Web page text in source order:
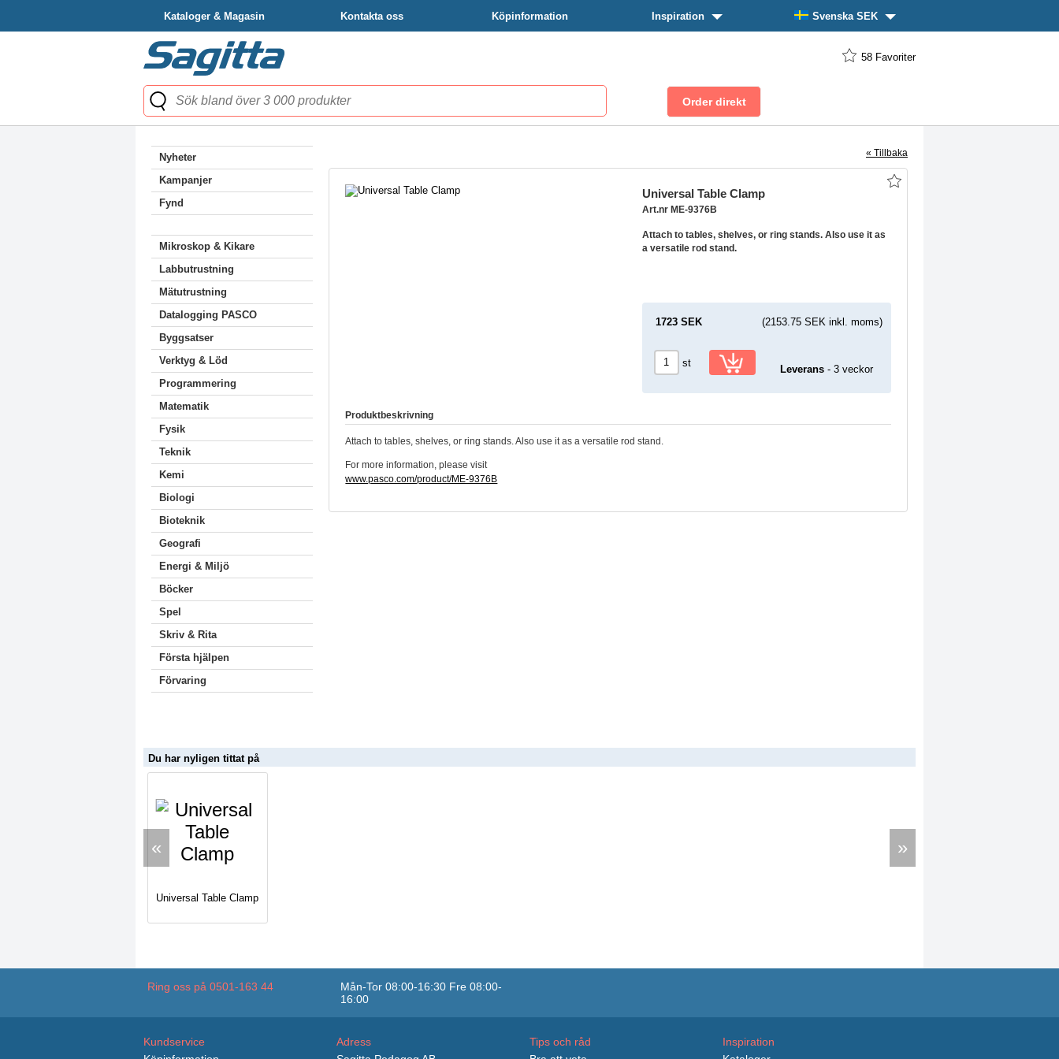
Kataloger & Magasin Kontakta oss Köpinformation Inspiration Svenska SEK
58 Favoriter
Nyheter
Kampanjer
Fynd
Mikroskop & Kikare
Labbutrustning
Mätutrustning
Datalogging PASCO
Byggsatser
Verktyg & Löd
Programmering
Matematik
Fysik
Teknik
Kemi
Biologi
Bioteknik
Geografi
Energi & Miljö
Böcker
Spel
Skriv & Rita
Första hjälpen
Förvaring
« Tillbaka
Universal Table Clamp
Art.nr ME-9376B
Attach to tables, shelves, or ring stands. Also use it as
a versatile rod stand.
1723 SEK (2153.75 SEK inkl. moms)
st
Leverans- 3 veckor
Produktbeskrivning
Attach to tables, shelves, or ring stands. Also use it as a versatile rod stand.
For more information, please visit
www.pasco.com/product/ME-9376B
Du har nyligen tittat på
«
Universal Table Clamp
»
Ring oss på 0501-163 44
Mån-Tor 08:00-16:30 Fre 08:00-
16:00
Kundservice
Adress
Tips och råd
Inspiration